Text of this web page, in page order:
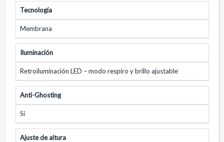
Tecnología
Membrana
Iluminación
Retroiluminación LED – modo respiro y brillo ajustable
Anti-Ghosting
Sí
Ajuste de altura